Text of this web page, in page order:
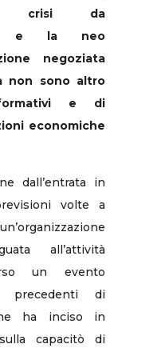
crisi da
e la neo
negoziata
non sono altro
e di
economiche
dall’entrata in
volte a
all’attività
un evento
precedenti di
ha inciso in
capacitò di